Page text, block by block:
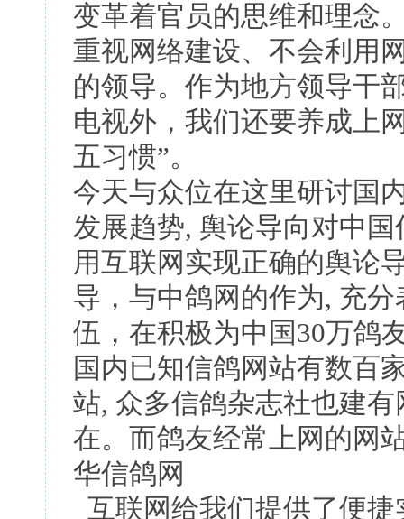
变革着官员的思维和理念
重视网络建设、不会利用
的领导。作为地方领导干
电视外，我们还要养成上
五习惯”。
今天与众位在这里研讨国
发展趋势, 舆论导向对中
用互联网实现正确的舆论
导，与中鸽网的作为, 充
伍，在积极为中国30万鸽
国内已知信鸽网站有数百
站, 众多信鸽杂志社也建
在。而鸽友经常上网的网
华信鸽网
互联网给我们提供了便